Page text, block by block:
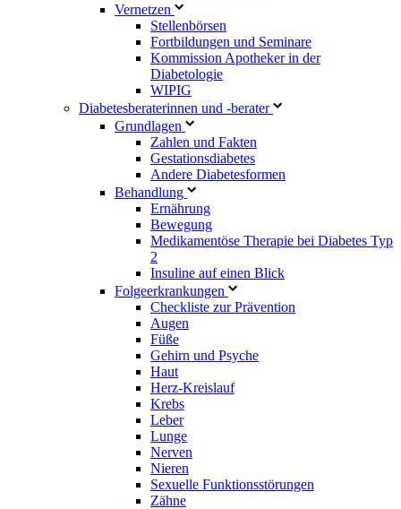
Vernetzen
Stellenbörsen
Fortbildungen und Seminare
Kommission Apotheker in der
Diabetologie
WIPIG
Diabetesberaterinnen und -berater
Grundlagen
Zahlen und Fakten
Gestationsdiabetes
Andere Diabetesformen
Behandlung
Ernährung
Bewegung
Medikamentöse Therapie bei Diabetes Typ
2
Insuline auf einen Blick
Folgeerkrankungen
Checkliste zur Prävention
Augen
Füße
Gehirn und Psyche
Haut
Herz-Kreislauf
Krebs
Leber
Lunge
Nerven
Nieren
Sexuelle Funktionsstörungen
Zähne